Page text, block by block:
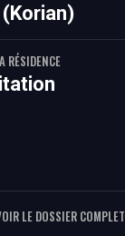
RÉSIDENCE
LE DOSSIER COMPLET